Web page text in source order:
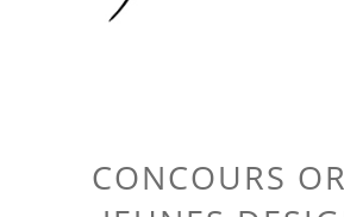
CONCOURS